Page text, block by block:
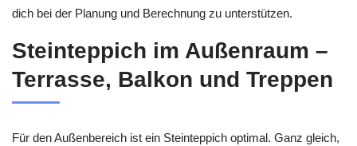
dich bei der Planung und Berechnung zu unterstützen.
Steinteppich im Außenraum –
Terrasse, Balkon und Treppen
Für den Außenbereich ist ein Steinteppich optimal. Ganz gleich,